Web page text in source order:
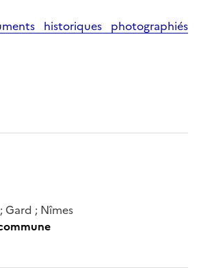
historiques photographiés
Gard ; Nîmes